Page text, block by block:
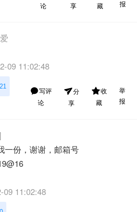
论
享
藏
报
09 11:02:48
写评
论
分
享
收
藏
举
报
一份，谢谢，邮箱号
09 11:02:48